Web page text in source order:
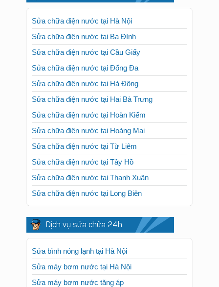
Sửa chữa điện nước tại Hà Nội
Sửa chữa điện nước tại Ba Đình
Sửa chữa điện nước tại Cầu Giấy
Sửa chữa điện nước tại Đống Đa
Sửa chữa điện nước tại Hà Đông
Sửa chữa điện nước tại Hai Bà Trưng
Sửa chữa điện nước tại Hoàn Kiếm
Sửa chữa điện nước tại Hoàng Mai
Sửa chữa điện nước tại Từ Liêm
Sửa chữa điện nước tại Tây Hồ
Sửa chữa điện nước tại Thanh Xuân
Sửa chữa điện nước tại Long Biên
Dịch vụ sửa chữa 24h
Sửa bình nóng lạnh tại Hà Nội
Sửa máy bơm nước tại Hà Nội
Sửa máy bơm nước tăng áp